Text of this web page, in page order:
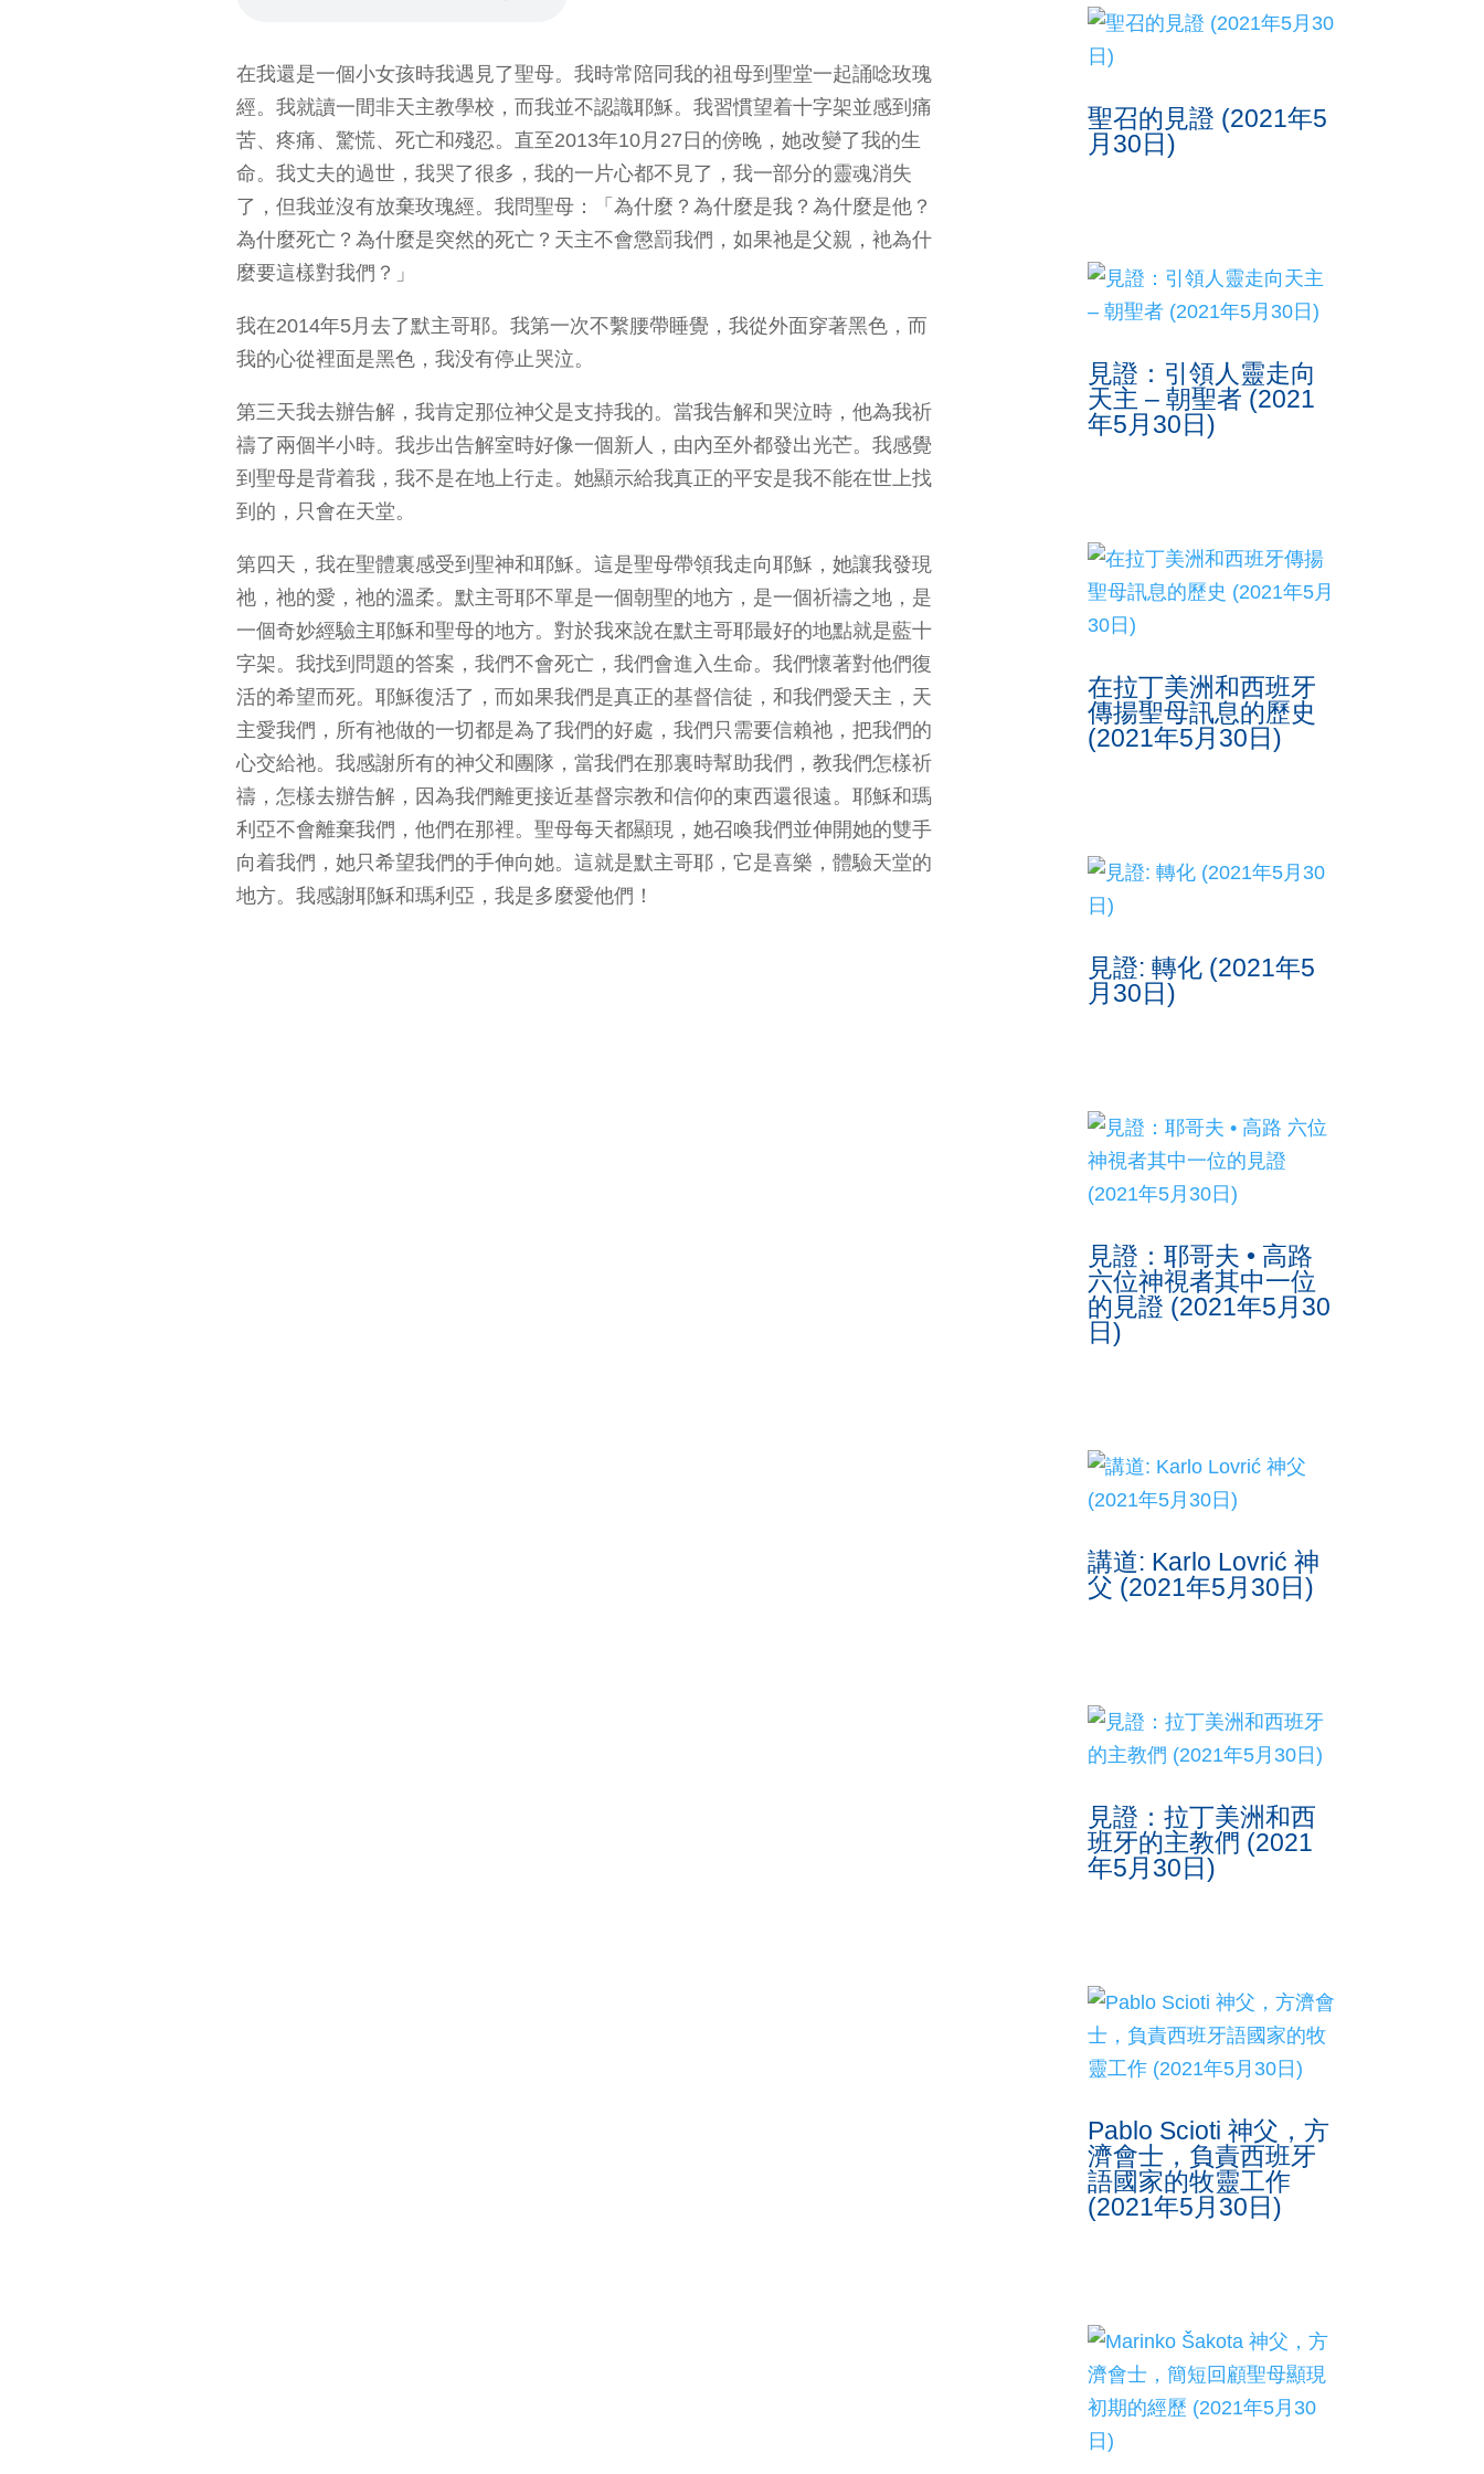
在我還是一個小女孩時我遇見了聖母。我時常陪同我的祖母到聖堂一起誦唸玫瑰
經。我就讀一間非天主教學校，而我並不認識耶穌。我習慣望着十字架並感到痛
苦、疼痛、驚慌、死亡和殘忍。直至2013年10月27日的傍晚，她改變了我的生
命。我丈夫的過世，我哭了很多，我的一片心都不見了，我一部分的靈魂消失
了，但我並沒有放棄玫瑰經。我問聖母：「為什麼？為什麼是我？為什麼是他？
為什麼死亡？為什麼是突然的死亡？天主不會懲罰我們，如果祂是父親，衪為什
麼要這樣對我們？」
我在2014年5月去了默主哥耶。我第一次不繫腰帶睡覺，我從外面穿著黑色，而
我的心從裡面是黑色，我没有停止哭泣。
第三天我去辦告解，我肯定那位神父是支持我的。當我告解和哭泣時，他為我祈
禱了兩個半小時。我步出告解室時好像一個新人，由內至外都發出光芒。我感覺
到聖母是背着我，我不是在地上行走。她顯示給我真正的平安是我不能在世上找
到的，只會在天堂。
第四天，我在聖體裏感受到聖神和耶穌。這是聖母帶領我走向耶穌，她讓我發現
祂，祂的愛，祂的溫柔。默主哥耶不單是一個朝聖的地方，是一個祈禱之地，是
一個奇妙經驗主耶穌和聖母的地方。對於我來說在默主哥耶最好的地點就是藍十
字架。我找到問題的答案，我們不會死亡，我們會進入生命。我們懷著對他們復
活的希望而死。耶穌復活了，而如果我們是真正的基督信徒，和我們愛天主，天
主愛我們，所有祂做的一切都是為了我們的好處，我們只需要信賴祂，把我們的
心交給祂。我感謝所有的神父和團隊，當我們在那裏時幫助我們，教我們怎樣祈
禱，怎樣去辦告解，因為我們離更接近基督宗教和信仰的東西還很遠。耶穌和瑪
利亞不會離棄我們，他們在那裡。聖母每天都顯現，她召喚我們並伸開她的雙手
向着我們，她只希望我們的手伸向她。這就是默主哥耶，它是喜樂，體驗天堂的
地方。我感謝耶穌和瑪利亞，我是多麼愛他們！
聖召的見證 (2021年5
月30日)
見證：引領人靈走向
天主 – 朝聖者 (2021
年5月30日)
在拉丁美洲和西班牙
傳揚聖母訊息的歷史
(2021年5月30日)
見證: 轉化 (2021年5
月30日)
見證：耶哥夫 • 高路
六位神視者其中一位
的見證 (2021年5月30
日)
講道: Karlo Lovrić 神
父 (2021年5月30日)
見證：拉丁美洲和西
班牙的主教們 (2021
年5月30日)
Pablo Scioti 神父，方
濟會士，負責西班牙
語國家的牧靈工作
(2021年5月30日)